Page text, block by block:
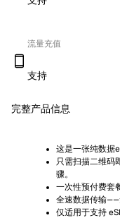
流量充值
支持
完整产品信息
这是一张纯数据
只需扫描二维码
骤。
一次性预付费套
全速数据传输——
仅适用于支持